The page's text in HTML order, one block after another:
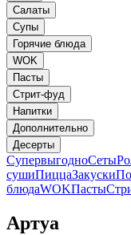
Салаты
Супы
Горячие блюда
WOK
Пасты
Стрит-фуд
Напитки
Дополнительно
Десерты
СупервыгодноСеты
сушиПиццаЗакуски
блюдаWOKПасты
Артуа